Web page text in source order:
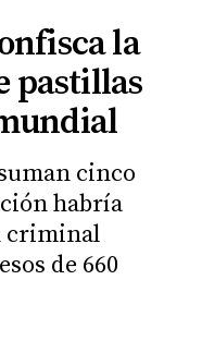
la
pastillas
cinco
habría
criminal
de 660